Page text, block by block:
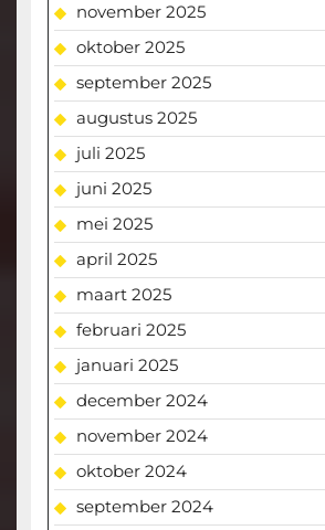
november 2025
oktober 2025
september 2025
augustus 2025
juli 2025
juni 2025
mei 2025
april 2025
maart 2025
februari 2025
januari 2025
december 2024
november 2024
oktober 2024
september 2024